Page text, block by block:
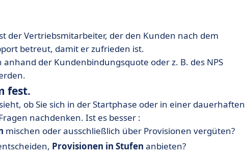
der Vertriebsmitarbeiter, der den Kunden nach dem
betreut, damit er zufrieden ist.
anhand der Kundenbindungsquote oder z. B. des NPS
fest.
ob Sie sich in der Startphase oder in einer dauerhaften
nachdenken. Ist es besser :
mischen oder ausschließlich über Provisionen vergüten?
Provisionen in Stufen anbieten?